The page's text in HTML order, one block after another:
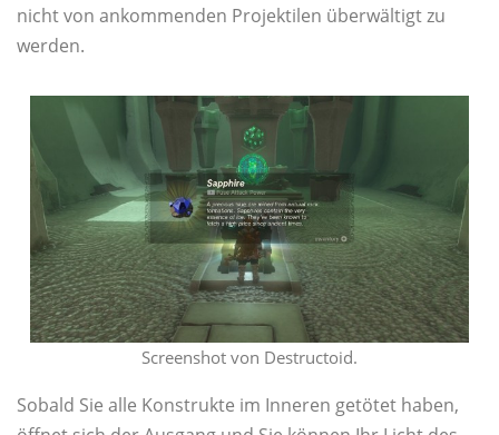
nicht von ankommenden Projektilen überwältigt zu
werden.
Screenshot von Destructoid.
Sobald Sie alle Konstrukte im Inneren getötet haben,